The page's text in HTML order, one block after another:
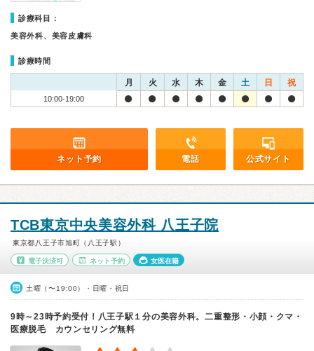
診療科目：
美容外科、美容皮膚科
診療時間
月 火 水 木 金 土 日 祝
10:00-19:00
ネット予約 電話 公式サイト
TCB東京中央美容外科 八王子院
東京都八王子市旭町（八王子駅）
電子決済可 ネット予約 女医在籍
土曜（〜19:00）・日曜・祝日
9時～23時予約受付！八王子駅１分の美容外科。二重整形・小顔・クマ・
医療脱毛 カウンセリング無料